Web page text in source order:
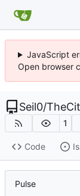
JavaScript
Open browser
Seil0/
1
Code
Pulse